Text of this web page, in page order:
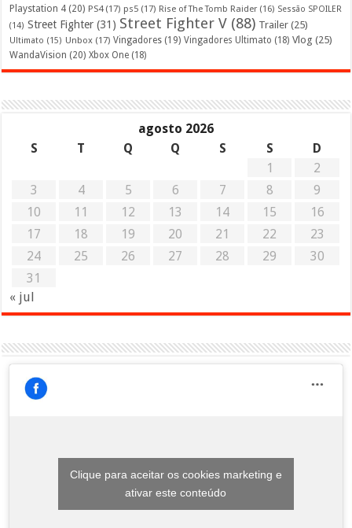
Playstation 4 (20) PS4(17) ps5 (17) Rise of The Tomb Raider (16) Sessão SPOILER
(14) Street Fighter (31) Street Fighter V (88) Trailer (25)
Ultimato (15) Unbox (17) Vingadores (19) Vingadores Ultimato (18) Vlog (25)
WandaVision (20) Xbox One (18)
agosto 2026
S
T Q Q S S
D
1
2
3
4 5 6 7 8
9
10
11 12 13 14 15
16
17
18 19 20 21 22
23
24
25 26 27 28 29
30
31
« jul
Clique para aceitar os cookies marketing e
ativar este conteúdo